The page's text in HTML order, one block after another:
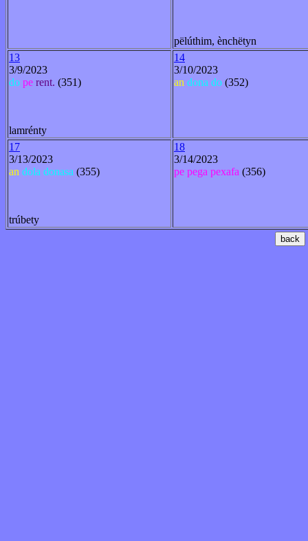
pëlúthim, ènchëtyn
13
3/9/2023
do pe rent. (351)
lamrénty
14
3/10/2023
an dona do (352)
17
3/13/2023
an dola donasa (355)
trúbety
18
3/14/2023
pe pega pexafa (356)